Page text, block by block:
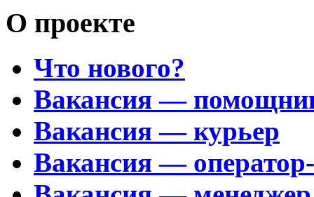
О проекте
Что нового?
Вакансия —
Вакансия — курьер
Вакансия —